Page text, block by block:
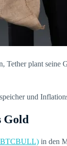
Tether plant
und
Gold
in den